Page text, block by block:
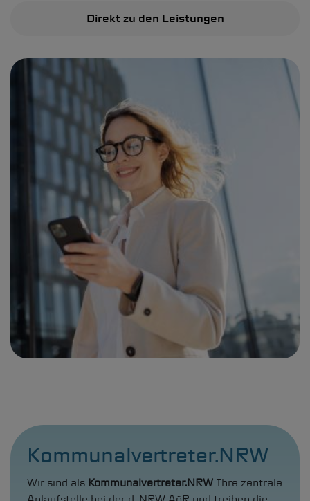
Direkt zu den Leistungen
Kommunalvertreter.NRW
Wir sind als Kommunalvertreter.NRW Ihre zentrale